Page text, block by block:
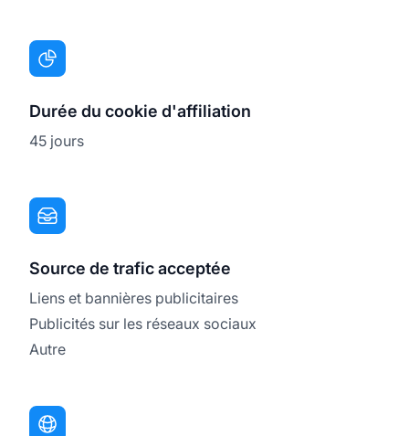
Durée du cookie d'affiliation
45 jours
Source de trafic acceptée
Liens et bannières publicitaires
Publicités sur les réseaux sociaux
Autre